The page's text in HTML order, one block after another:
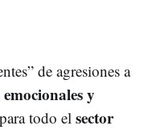
de agresiones a
emocionales y
todo el sector